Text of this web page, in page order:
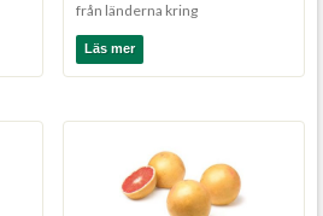
från länderna kring
Medelhavet. Här har fikon
haft...
Läs mer